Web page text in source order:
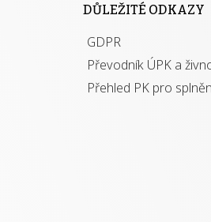
DŮLEŽITÉ ODKAZY
GDPR
Převodník ÚPK a
Přehled PK pro